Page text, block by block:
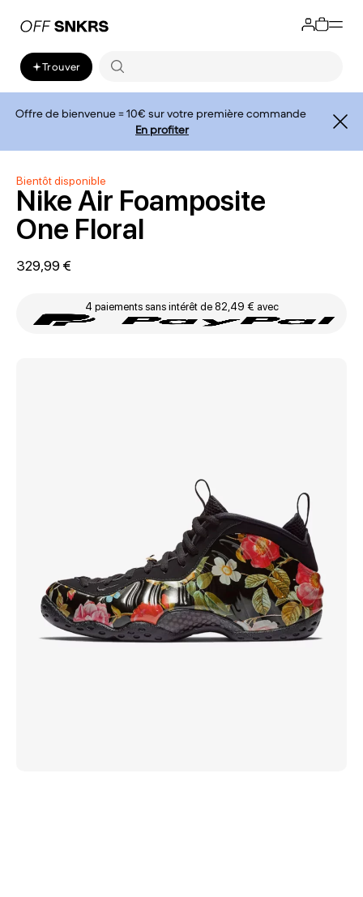
Trouver
Offre de bienvenue = 10€ sur votre première commande
En profiter
Bientôt disponible
Nike Air Foamposite
One Floral
329,99 €
4 paiements sans intérêt de 82,49 € avec